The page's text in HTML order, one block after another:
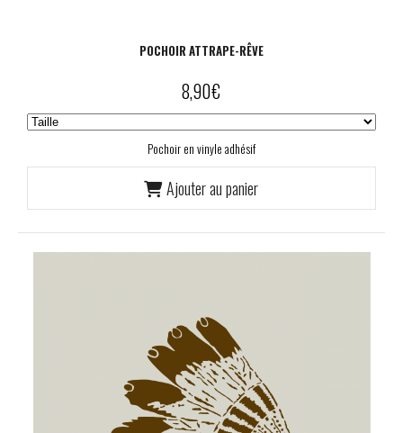
POCHOIR ATTRAPE-RÊVE
8,90€
Pochoir en vinyle adhésif
Ajouter au panier